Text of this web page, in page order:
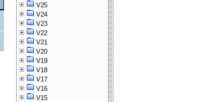
V25
V24
V23
V22
V21
V20
V19
V18
V17
V16
V15